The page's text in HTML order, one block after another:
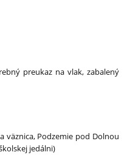
preukaz na vlak, zabalený
Podzemie pod Dolnou
jedálni)